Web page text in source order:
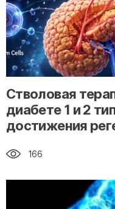
" alt="loading" class="img-
Стволовая
диабете 1 и 2
достижения
166